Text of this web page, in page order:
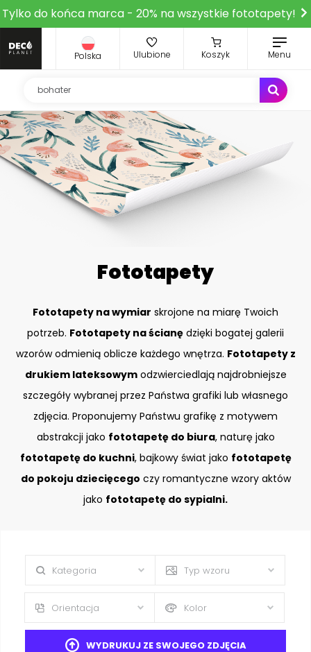
Tylko do końca marca - 20% na wszystkie fototapety!
Polska Ulubione Koszyk Menu
Fototapety
Fototapety na wymiar skrojone na miarę Twoich
potrzeb. Fototapety na ścianę dzięki bogatej galerii
wzorów odmienią oblicze każdego wnętrza. Fototapety z
drukiem lateksowymodzwierciedlają najdrobniejsze
szczegóły wybranej przez Państwa grafiki lub własnego
zdjęcia. Proponujemy Państwu grafikę z motywem
abstrakcji jako fototapetę do biura, naturę jako
fototapetę do kuchni, bajkowy świat jako fototapetę
do pokoju dziecięcego czy romantyczne wzory aktów
jako fototapetę do sypialni.
Kategoria Typ wzoru
Orientacja Kolor
WYDRUKUJ ZE SWOJEGO ZDJĘCIA